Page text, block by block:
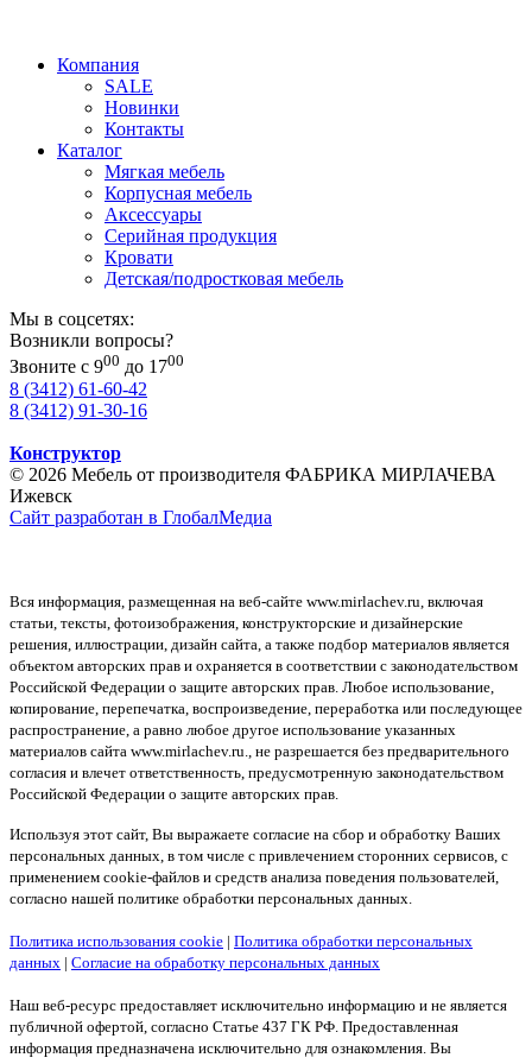
Компания
SALE
Новинки
Контакты
Каталог
Мягкая мебель
Корпусная мебель
Аксессуары
Серийная продукция
Кровати
Детская/подростковая мебель
Мы в соцсетях:
Возникли вопросы?
Звоните с 900 до 1700
8 (3412) 61-60-42
8 (3412) 91-30-16
Конструктор
© 2026 Мебель от производителя ФАБРИКА МИРЛАЧЕВА
Ижевск
Сайт разработан в ГлобалМедиа
Вся информация, размещенная на веб-сайте www.mirlachev.ru, включая
статьи, тексты, фотоизображения, конструкторские и дизайнерские
решения, иллюстрации, дизайн сайта, а также подбор материалов является
объектом авторских прав и охраняется в соответствии с законодательством
Российской Федерации о защите авторских прав. Любое использование,
копирование, перепечатка, воспроизведение, переработка или последующее
распространение, а равно любое другое использование указанных
материалов сайта www.mirlachev.ru., не разрешается без предварительного
согласия и влечет ответственность, предусмотренную законодательством
Российской Федерации о защите авторских прав.
Используя этот сайт, Вы выражаете согласие на сбор и обработку Ваших
персональных данных, в том числе с привлечением сторонних сервисов, с
применением cookie-файлов и средств анализа поведения пользователей,
согласно нашей политике обработки персональных данных.
Политика использования cookie | Политика обработки персональных
данных | Согласие на обработку персональных данных
Наш веб-ресурс предоставляет исключительно информацию и не является
публичной офертой, согласно Статье 437 ГК РФ. Предоставленная
информация предназначена исключительно для ознакомления. Вы